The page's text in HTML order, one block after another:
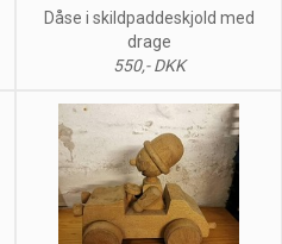
Dåse i skildpaddeskjold med
drage
550,- DKK